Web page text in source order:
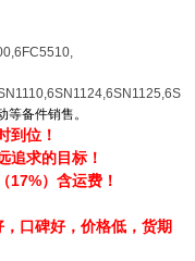
备件销售。
到位！
追求的目标！
17%）含运费！
口碑好，价格低，货期